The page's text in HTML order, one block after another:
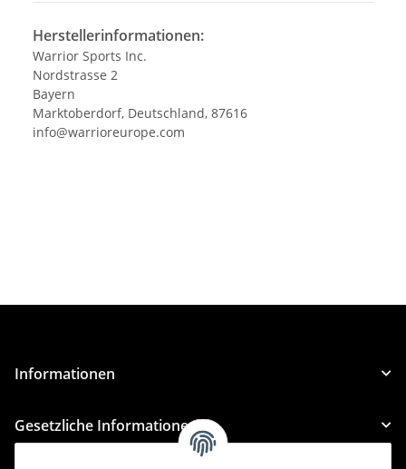
Herstellerinformationen:
Warrior Sports Inc.
Nordstrasse 2
Bayern
Marktoberdorf, Deutschland, 87616
info@warrioreurope.com
Informationen
Gesetzliche Informationen